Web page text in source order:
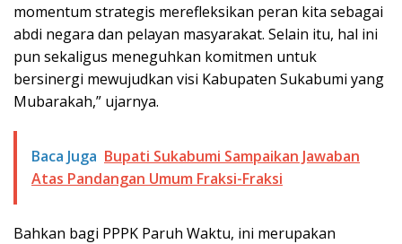
momentum strategis merefleksikan peran kita sebagai
abdi negara dan pelayan masyarakat. Selain itu, hal ini
pun sekaligus meneguhkan komitmen untuk
bersinergi mewujudkan visi Kabupaten Sukabumi yang
Mubarakah,” ujarnya.
Baca Juga Bupati Sukabumi Sampaikan Jawaban
Atas Pandangan Umum Fraksi-Fraksi
Bahkan bagi PPPK Paruh Waktu, ini merupakan